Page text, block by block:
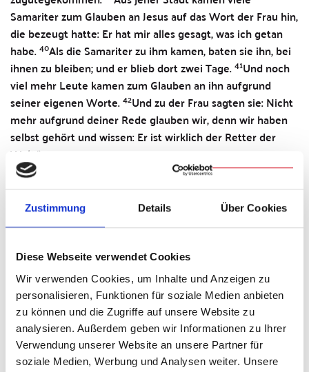
Zustimmung Details Über Cookies
Diese Webseite verwendet Cookies
Wir verwenden Cookies, um Inhalte und Anzeigen zu
personalisieren, Funktionen für soziale Medien anbieten
zu können und die Zugriffe auf unsere Website zu
analysieren. Außerdem geben wir Informationen zu Ihrer
Verwendung unserer Website an unsere Partner für
soziale Medien, Werbung und Analysen weiter. Unsere
Samariter zum Glauben an Jesus auf das Wort der Frau hin,
die bezeugt hatte: Er hat mir alles gesagt, was ich getan
habe.40Als die Samariter zu ihm kamen, baten sie ihn, bei
ihnen zu bleiben; und er blieb dort zwei Tage.41Und noch
viel mehr Leute kamen zum Glauben an ihn aufgrund
seiner eigenen Worte.42Und zu der Frau sagten sie: Nicht
mehr aufgrund deiner Rede glauben wir, denn wir haben
selbst gehört und wissen: Er ist wirklich der Retter der
Welt.“
Dieses Gespräch ist typisch für das Johannesevangelium. Die
Frau am Jakobsbrunnen und Jesus unterhalten sich, das
Thema des Gesprächs ist das „Wasser“. Die Frau denkt, sie
würde mit Jesus in einem ganz praktischen Sinn über das
Wasser sprechen, das aus dem Brunnen vor ihr stammt und
das sie täglich mühsam von dort holen muss: „Herr, du hast
kein Schöpfgefäß und der Brunnen ist tief; woher hast du
also das lebendige Wasser?“, fragt sie etwa Jesus. Wie will er
das Wasser ohne passendes Werkzeug aus dem Brunnen
holen? Jesus aber spricht über „Wasser“ in einem anderen,
viel grundsätzlicheren Sinn. Jesus geht es um das Leben, um
das „lebendige Wasser“. Der Evangelist Johannes nutzt